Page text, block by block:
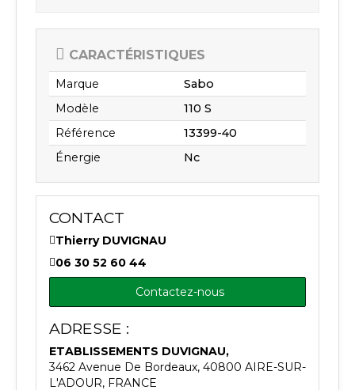
CARACTÉRISTIQUES
Marque
Sabo
Modèle
110 S
Référence
13399-40
Énergie
Nc
CONTACT
Thierry DUVIGNAU
06 30 52 60 44
Contactez-nous
ADRESSE :
ETABLISSEMENTS DUVIGNAU,
3462 Avenue De Bordeaux, 40800 AIRE-SUR-
L'ADOUR, FRANCE